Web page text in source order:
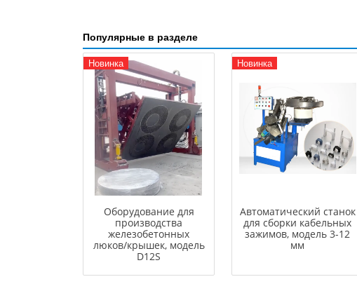
Популярные в разделе
Новинка
Оборудование для
производства
железобетонных
люков/крышек, модель
D12S
Новинка
Автоматический станок
для сборки кабельных
зажимов, модель 3-12
мм